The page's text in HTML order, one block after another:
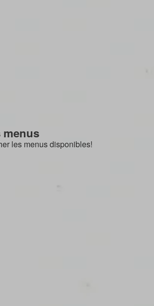
menus
les menus disponibles!